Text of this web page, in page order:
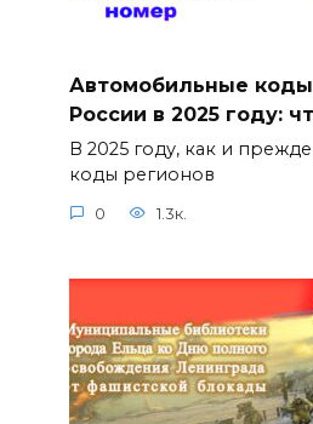
Автомобильные коды
России в 2025 году:
В 2025 году, как и
коды регионов
0 1.3к.